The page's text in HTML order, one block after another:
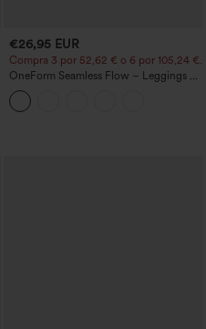
€26,95 EUR
Compra 3 por 52,62 € o 6 por 105,24 €.
OneForm Seamless Flow – Leggings de
yoga sin costuras, tiro medio, control de
abdomen y realce de glúteos